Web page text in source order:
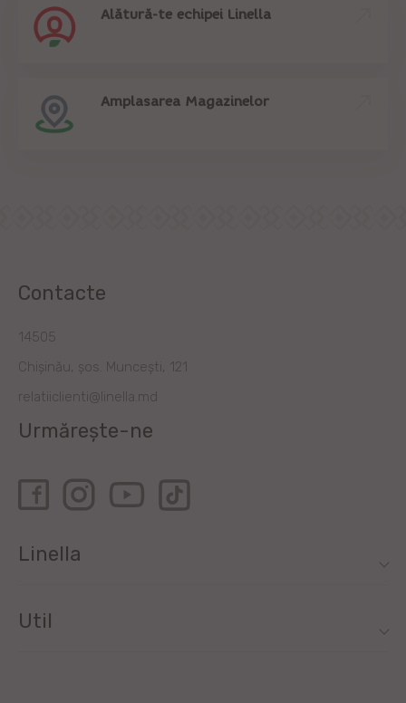
Alătură-te echipei Linella
Amplasarea Magazinelor
Contacte
14505
Chișinău, șos. Muncești, 121
relatiiclienti@linella.md
Urmărește-ne
Linella
Util